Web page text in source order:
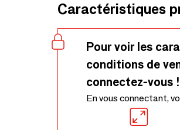
Caractéristiques
Pour voir les
conditions de
connectez-vous !
En vous connectant,